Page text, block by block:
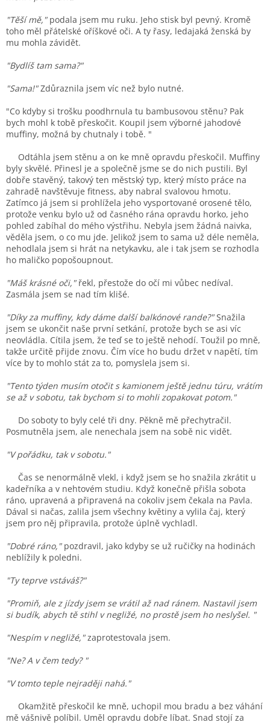
"Těší mě,"podala jsem mu ruku. Jeho stisk byl pevný. Kromě
toho měl přátelské oříškové oči. A ty řasy, ledajaká ženská by
mu mohla závidět.
"Bydlíš tam sama?"
"Sama!"Zdůraznila jsem víc než bylo nutné.
"Co kdyby si trošku poodhrnula tu bambusovou stěnu? Pak
bych mohl k tobě přeskočit. Koupil jsem výborné jahodové
muffiny, možná by chutnaly i tobě. "
Odtáhla jsem stěnu a on ke mně opravdu přeskočil. Muffiny
byly skvělé. Přinesl je a společně jsme se do nich pustili. Byl
dobře stavěný, takový ten městský typ, který místo práce na
zahradě navštěvuje fitness, aby nabral svalovou hmotu.
Zatímco já jsem si prohlížela jeho vysportované orosené tělo,
protože venku bylo už od časného rána opravdu horko, jeho
pohled zabíhal do mého výstřihu. Nebyla jsem žádná naivka,
věděla jsem, o co mu jde. Jelikož jsem to sama už déle neměla,
nehodlala jsem si hrát na netykavku, ale i tak jsem se rozhodla
ho maličko popošoupnout.
"Máš krásné oči,"řekl, přestože do očí mi vůbec nedíval.
Zasmála jsem se nad tím klišé.
"Díky za muffiny, kdy dáme další balkónové rande?"Snažila
jsem se ukončit naše první setkání, protože bych se asi víc
neovládla. Cítila jsem, že teď se to ještě nehodí. Toužil po mně,
takže určitě přijde znovu. Čím více ho budu držet v napětí, tím
více by to mohlo stát za to, pomyslela jsem si.
"Tento týden musím otočit s kamionem ještě jednu túru, vrátím
se až v sobotu, tak bychom si to mohli zopakovat potom."
Do soboty to byly celé tři dny. Pěkně mě přechytračil.
Posmutněla jsem, ale nenechala jsem na sobě nic vidět.
"V pořádku, tak v sobotu."
Čas se nenormálně vlekl, i když jsem se ho snažila zkrátit u
kadeřníka a v nehtovém studiu. Když konečně přišla sobota
ráno, upravená a připravená na cokoliv jsem čekala na Pavla.
Dával si načas, zalila jsem všechny květiny a vylila čaj, který
jsem pro něj připravila, protože úplně vychladl.
"Dobré ráno,"pozdravil, jako kdyby se už ručičky na hodinách
neblížily k poledni.
"Ty teprve vstáváš?"
"Promiň, ale z jízdy jsem se vrátil až nad ránem. Nastavil jsem
si budík, abych tě stihl v negližé, no prostě jsem ho neslyšel. "
"Nespím v negližé,"zaprotestovala jsem.
"Ne? A v čem tedy? "
"V tomto teple nejraději nahá."
Okamžitě přeskočil ke mně, uchopil mou bradu a bez váhání
mě vášnivě políbil. Uměl opravdu dobře líbat. Snad stojí za